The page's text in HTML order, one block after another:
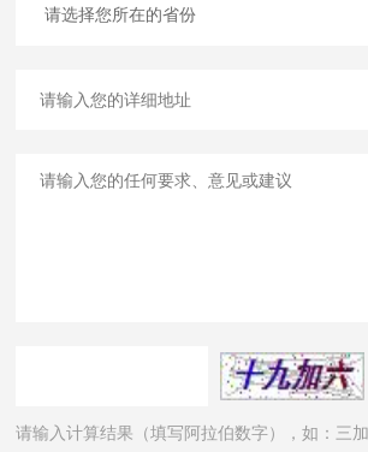
请输入计算结果（填写阿拉伯数字），如：三